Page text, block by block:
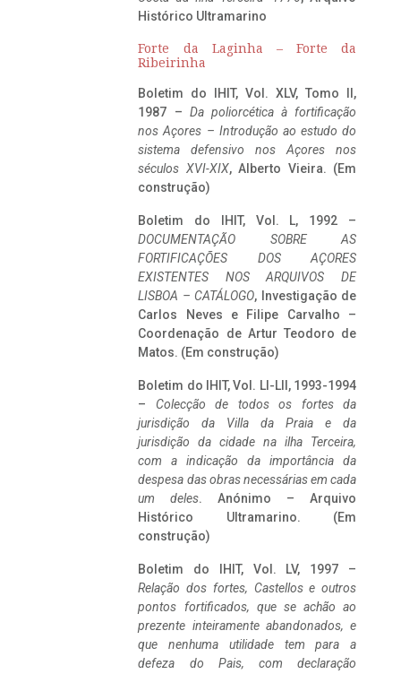
Histórico Ultramarino
Forte da Laginha – Forte da
Ribeirinha
Boletim do IHIT, Vol. XLV, Tomo II,
1987 – Da poliorcética à fortificação
nos Açores – Introdução ao estudo do
sistema defensivo nos Açores nos
séculos XVI-XIX, Alberto Vieira. (Em
construção)
Boletim do IHIT, Vol. L, 1992 –
DOCUMENTAÇÃO SOBRE AS
FORTIFICAÇÕES DOS AÇORES
EXISTENTES NOS ARQUIVOS DE
LISBOA – CATÁLOGO, Investigação de
Carlos Neves e Filipe Carvalho –
Coordenação de Artur Teodoro de
Matos. (Em construção)
Boletim do IHIT, Vol. LI-LII, 1993-1994
– Colecção de todos os fortes da
jurisdição da Villa da Praia e da
jurisdição da cidade na ilha Terceira,
com a indicação da importância da
despesa das obras necessárias em cada
um deles. Anónimo – Arquivo
Histórico Ultramarino. (Em
construção)
Boletim do IHIT, Vol. LV, 1997 –
Relação dos fortes, Castellos e outros
pontos fortificados, que se achão ao
prezente inteiramente abandonados, e
que nenhuma utilidade tem para a
defeza do Pais, com declaração